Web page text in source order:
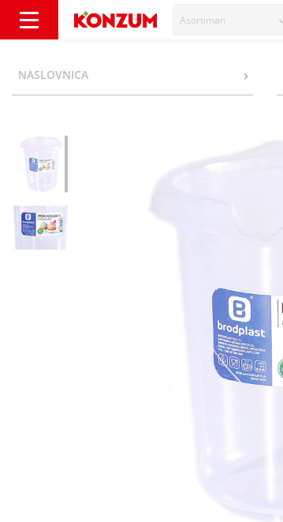
Asortiman
NASLOVNICA